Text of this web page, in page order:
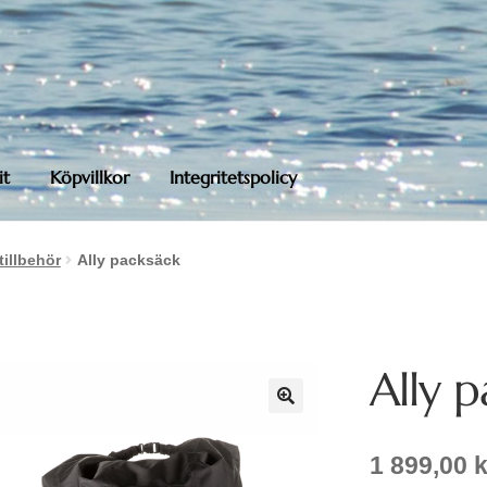
Köpvillkor Integritetspolicy
Ally packsäck
Ally
1 899,00